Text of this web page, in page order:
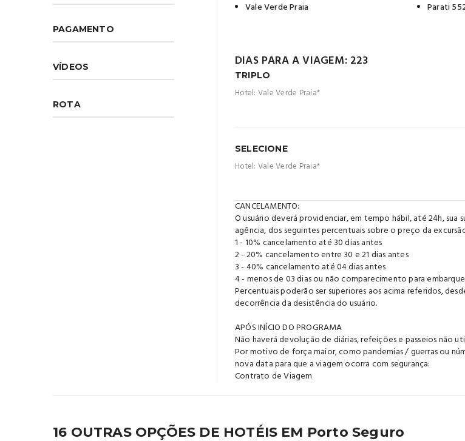
PAGAMENTO
VÍDEOS
ROTA
Vale Verde Praia
Parati
DIAS PARA A VIAGEM: 223
TRIPLO
Hotel: Vale Verde Praia*
SELECIONE
Hotel: Vale Verde Praia*
CANCELAMENTO:
O usuário deverá providenciar, em tempo hábil, até 24h,
agência, dos seguintes percentuais sobre o preço da
1 - 10% cancelamento até 30 dias antes
2 - 20% cancelamento entre 30 e 21 dias antes
3 - 40% cancelamento até 04 dias antes
4 - menos de 03 dias ou não comparecimento para
Percentuais poderão ser superiores aos acima referidos,
decorrência da desistência do usuário.
APÓS INÍCIO DO PROGRAMA
Não haverá devolução de diárias, refeições e passeios não
Por motivo de força maior, como pandemias / guerras ou
nova data para que a viagem ocorra com segurança:
Contrato de Viagem
16 OUTRAS OPÇÕES DE HOTÉIS EM Porto Seguro